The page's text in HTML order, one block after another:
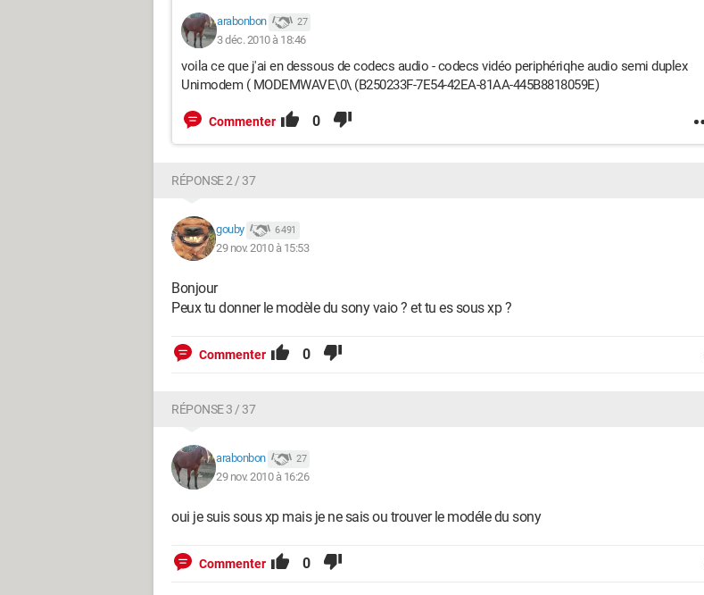
arabonbon 27
3 déc. 2010 à 18:46
voila ce que j'ai en dessous de codecs audio - codecs vidéo periphériqhe audio semi duplex
Unimodem ( MODEMWAVE\0\ (B250233F-7E54-42EA-81AA-445B8818059E)
Commenter 0
RÉPONSE 2 / 37
gouby 6 491
29 nov. 2010 à 15:53
Bonjour
Peux tu donner le modèle du sony vaio ? et tu es sous xp ?
Commenter 0
RÉPONSE 3 / 37
arabonbon 27
29 nov. 2010 à 16:26
oui je suis sous xp mais je ne sais ou trouver le modéle du sony
Commenter 0